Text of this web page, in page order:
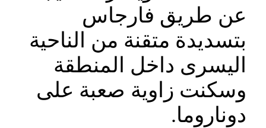
عن طريق فارجاس
بتسديدة متقنة من الناحية
اليسرى داخل المنطقة
وسكنت زاوية صعبة على
دوناروما.